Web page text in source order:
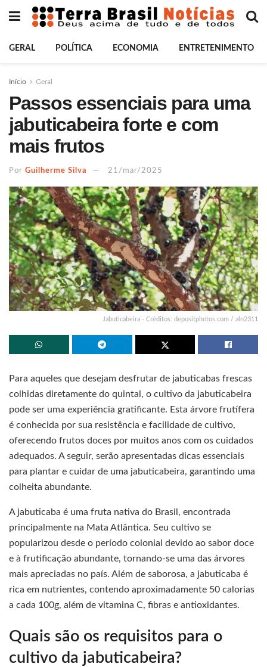
GERAL POLÍTICA ECONOMIA ENTRETENIMENTO
Início Geral
Passos essenciais para uma
jabuticabeira forte e com
mais frutos
Por Guilherme Silva 21/mar/2025
Jabuticabeira - Créditos: depositphotos.com / aln2311
Para aqueles que desejam desfrutar de jabuticabas frescas
colhidas diretamente do quintal, o cultivo da jabuticabeira
pode ser uma experiência gratificante. Esta árvore frutífera
é conhecida por sua resistência e facilidade de cultivo,
oferecendo frutos doces por muitos anos com os cuidados
adequados. A seguir, serão apresentadas dicas essenciais
para plantar e cuidar de uma jabuticabeira, garantindo uma
colheita abundante.
A jabuticaba é uma fruta nativa do Brasil, encontrada
principalmente na Mata Atlântica. Seu cultivo se
popularizou desde o período colonial devido ao sabor doce
e à frutificação abundante, tornando-se uma das árvores
mais apreciadas no país. Além de saborosa, a jabuticaba é
rica em nutrientes, contendo aproximadamente 50 calorias
a cada 100g, além de vitamina C, fibras e antioxidantes.
Quais são os requisitos para o
cultivo da jabuticabeira?